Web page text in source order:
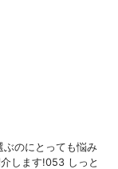
のにとっても悩み
します!053 しっと